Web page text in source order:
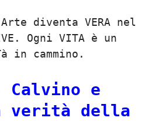
diventa VERA nel
Ogni VITA è un
in cammino.
Calvino e
verità della